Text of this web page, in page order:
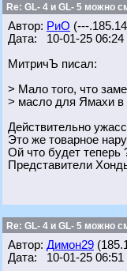
Re: GL- 4 и GL- 5 можно
Автор: РиО (---
Дата: 10-01-25 06:24
МитричЪ писал:
> Мало того, что
> масло для Ямахи в
Действительно
Это же товарное
Ой что будет теперь
Представители
Re: GL- 4 и GL- 5 можно
Автор: Димон29
Дата: 10-01-25 06:51